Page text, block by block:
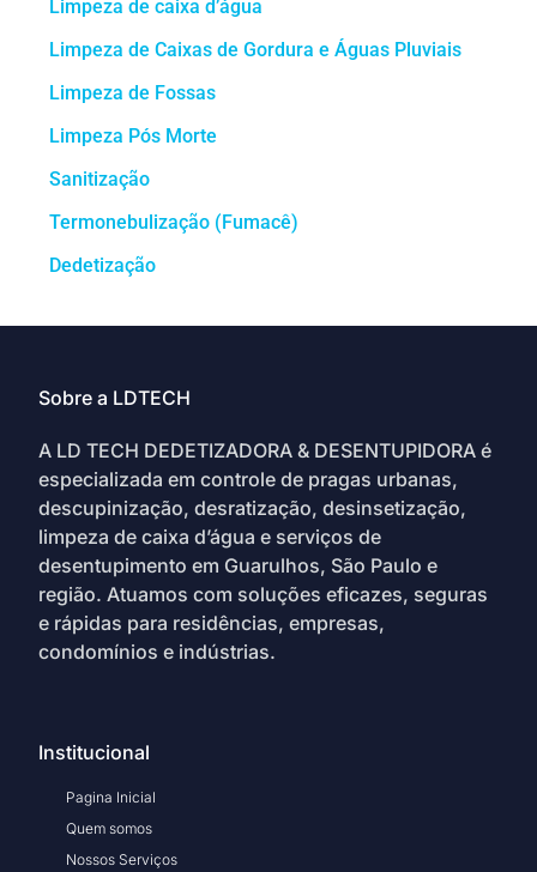
Limpeza de caixa d’água
Limpeza de Caixas de Gordura e Águas Pluviais
Limpeza de Fossas
Limpeza Pós Morte
Sanitização
Termonebulização (Fumacê)
Dedetização
Sobre a LDTECH
A LD TECH DEDETIZADORA & DESENTUPIDORA é
especializada em controle de pragas urbanas,
descupinização, desratização, desinsetização,
limpeza de caixa d’água e serviços de
desentupimento em Guarulhos, São Paulo e
região. Atuamos com soluções eficazes, seguras
e rápidas para residências, empresas,
condomínios e indústrias.
Institucional
Pagina Inicial
Quem somos
Nossos Serviços